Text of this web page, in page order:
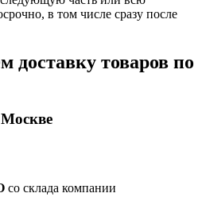
в том числе сразу после
товаров по
со склада компании